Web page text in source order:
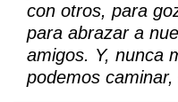
con otros, para
para abrazar a
amigos. Y, nunca
podemos caminar,